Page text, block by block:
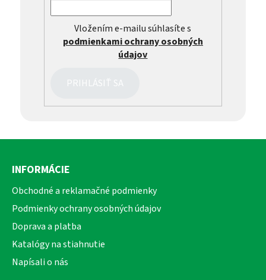
Vložením e-mailu súhlasíte s
podmienkami ochrany osobných
údajov
PRIHLÁSIŤ SA
Z
INFORMÁCIE
Obchodné a reklamačné podmienky
Podmienky ochrany osobných údajov
Doprava a platba
Katalógy na stiahnutie
Napísali o nás